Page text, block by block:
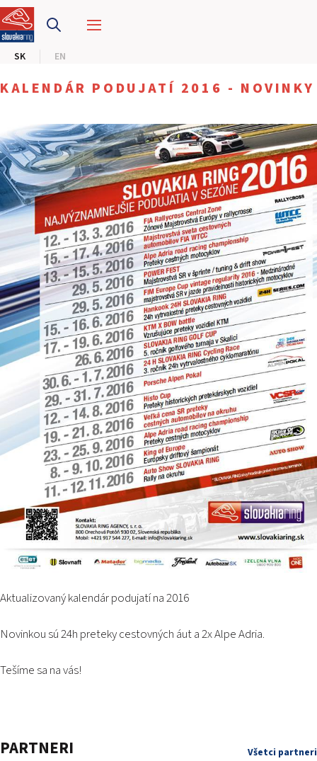
SK EN
PRETEKÁRSKY OKRUH
HOTEL RING
KALENDÁR
SK
EN
MAPA STRÁNKY
E-SHOP A VSTUPENKY
PRE FIRMY
PODUJATIA 2026
KONTAKTY
KALENDÁR PODUJATÍ 2016 - NOVINKY
Aktualizovaný kalendár podujatí na 2016
Novinkou sú 24h preteky cestovných áut a 2x Alpe Adria.
Tešíme sa na vás!
PARTNERI Všetci partneri